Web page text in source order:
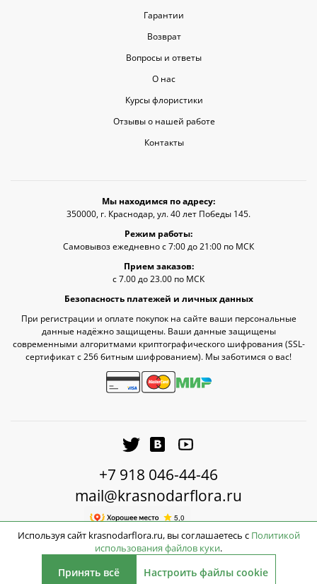
Используя сайт krasnodarflora.ru, вы соглашаетесь с Политикой
использования файлов куки.
Принять всё Настроить файлы cookie
руб.
Нет в наличии
Гарантии
Возврат
Вопросы и ответы
О нас
Курсы флористики
Отзывы о нашей работе
Контакты
Мы находимся по адресу:
350000, г. Краснодар, ул. 40 лет Победы 145.
Режим работы:
Самовывоз ежедневно с 7:00 до 21:00 по МСК
Прием заказов:
с 7.00 до 23.00 по МСК
Безопасность платежей и личных данных
При регистрации и оплате покупок на сайте ваши персональные
данные надёжно защищены. Ваши данные защищены
современными алгоритмами криптографического шифрования (SSL-
сертификат c 256 битным шифрованием). Мы заботимся о вас!
+7 918 046-44-46
mail@krasnodarflora.ru